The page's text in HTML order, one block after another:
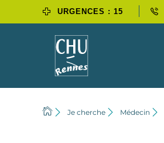
URGENCES : 15
Je cherche Médecin